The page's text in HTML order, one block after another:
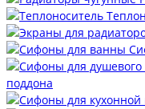
поддона